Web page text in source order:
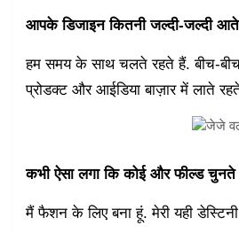
आपके डिजाइन कितनी जल्दी-जल्दी
हम समय के साथ चलते रहते हैं. बीच-
प्रोडक्ट और आईडिया बाज़ार में लाते
कभी ऐसा लगा कि कोई और फील्ड चुनते
मैं फैशन के लिए बना हूं. मेरी यही